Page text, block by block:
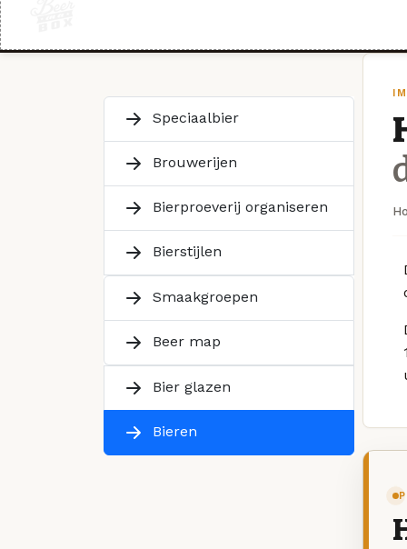
Speciaalbier
Brouwerijen
Bierproeverij organiseren
Bierstijlen
Smaakgroepen
Beer map
Bier glazen
Bieren